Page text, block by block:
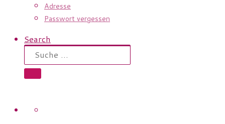
Adresse
Passwort vergessen
Search
Suche
Suche …